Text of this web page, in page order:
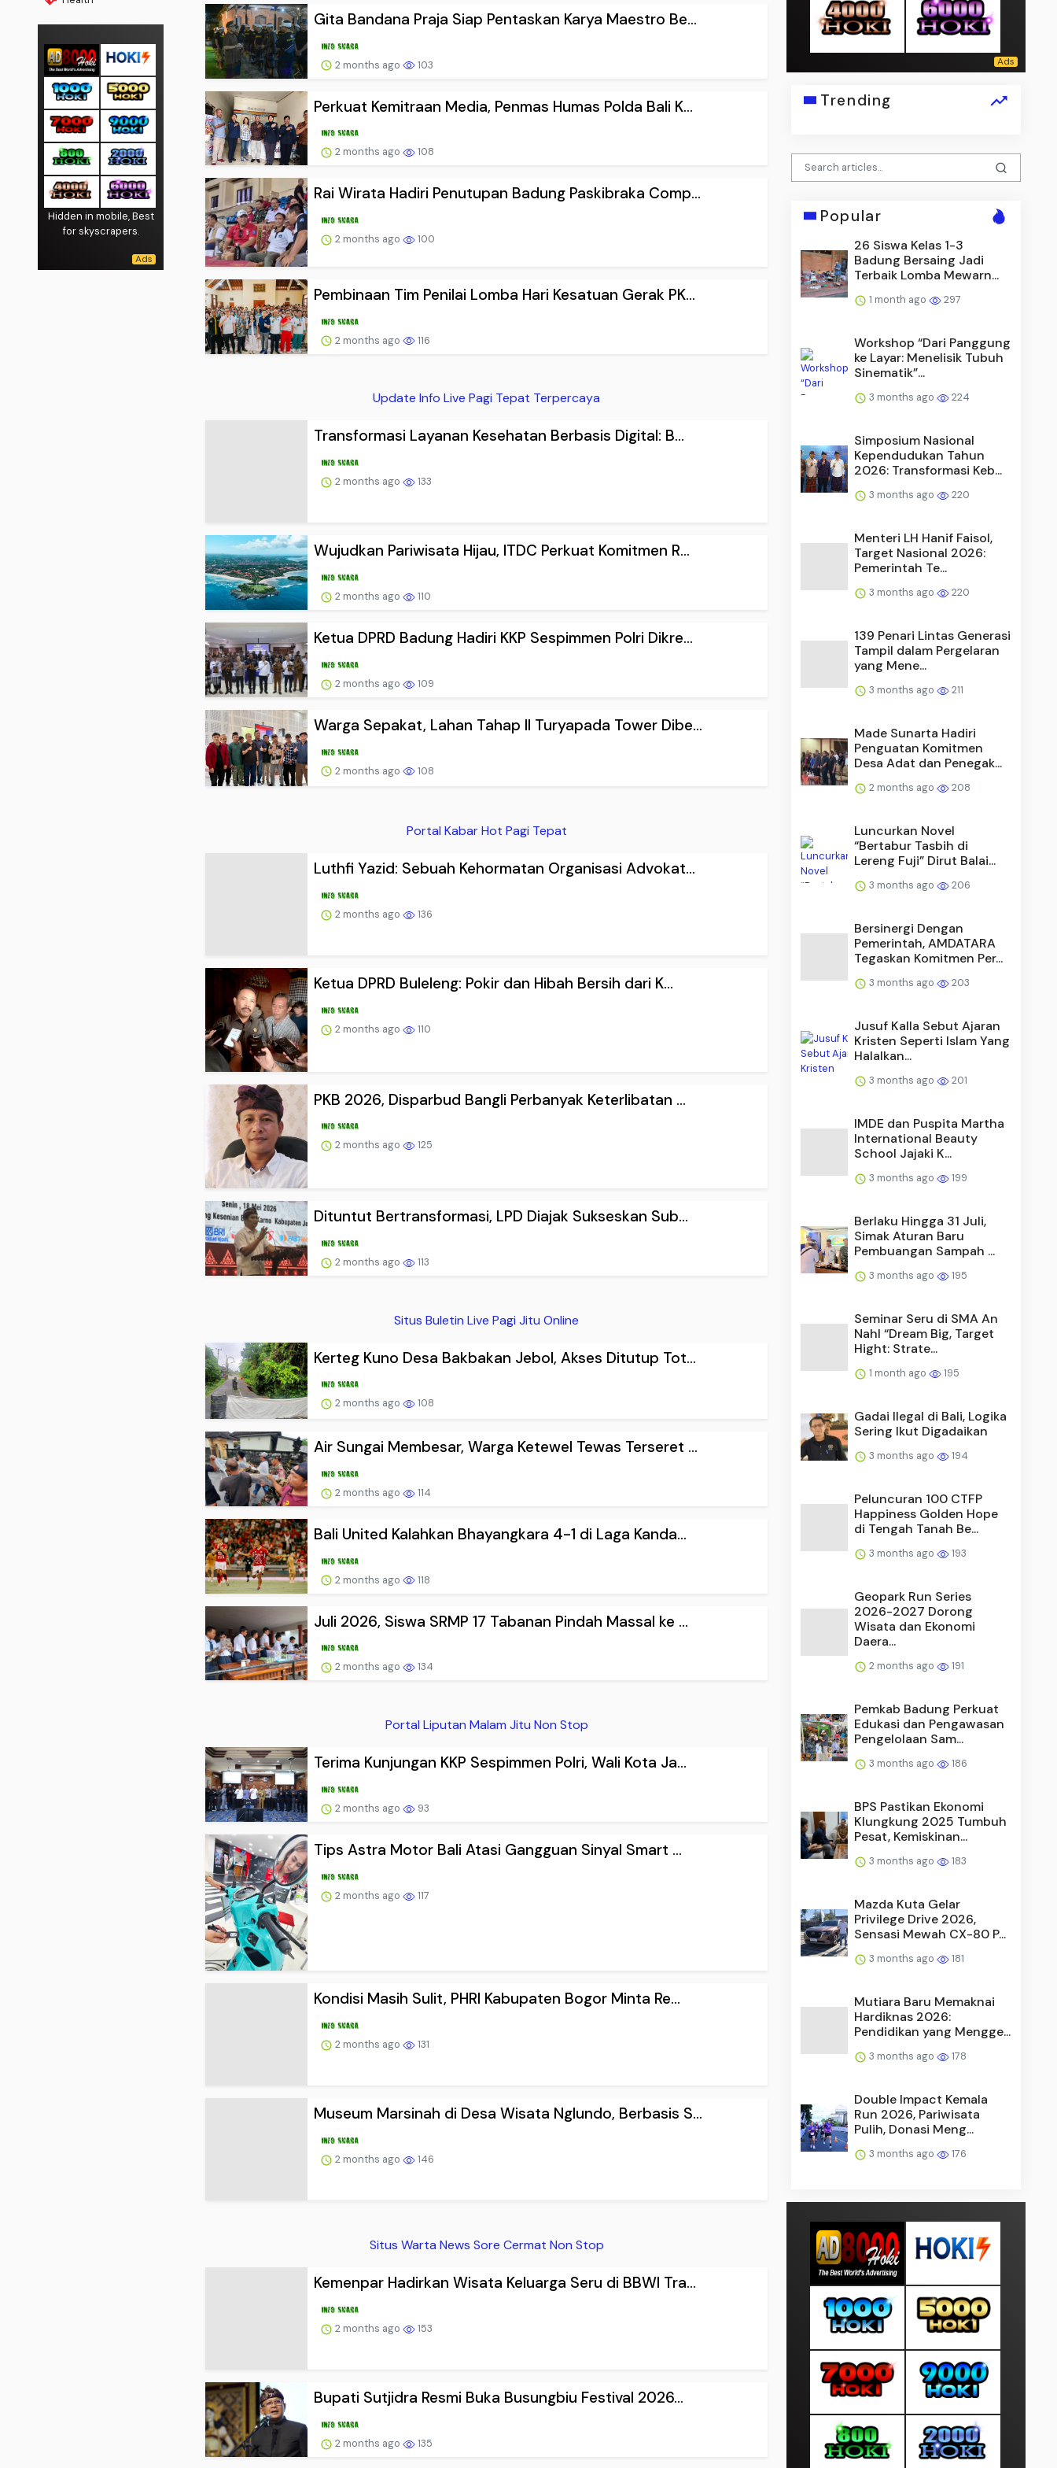
Hidden in mobile, Best
for skyscrapers.
Gita Bandana Praja Siap Pentaskan Karya Maestro Be...
2 months ago 103
Perkuat Kemitraan Media, Penmas Humas Polda Bali K...
2 months ago 108
Rai Wirata Hadiri Penutupan Badung Paskibraka Comp...
2 months ago 100
Pembinaan Tim Penilai Lomba Hari Kesatuan Gerak PK...
2 months ago 116
Update Info Live Pagi Tepat Terpercaya
Transformasi Layanan Kesehatan Berbasis Digital: B...
2 months ago 133
Wujudkan Pariwisata Hijau, ITDC Perkuat Komitmen R...
2 months ago 110
Ketua DPRD Badung Hadiri KKP Sespimmen Polri Dikre...
2 months ago 109
Warga Sepakat, Lahan Tahap II Turyapada Tower Dibe...
2 months ago 108
Portal Kabar Hot Pagi Tepat
Luthfi Yazid: Sebuah Kehormatan Organisasi Advokat...
2 months ago 136
Ketua DPRD Buleleng: Pokir dan Hibah Bersih dari K...
2 months ago 110
PKB 2026, Disparbud Bangli Perbanyak Keterlibatan ...
2 months ago 125
Dituntut Bertransformasi, LPD Diajak Sukseskan Sub...
2 months ago 113
Situs Buletin Live Pagi Jitu Online
Kerteg Kuno Desa Bakbakan Jebol, Akses Ditutup Tot...
2 months ago 108
Air Sungai Membesar, Warga Ketewel Tewas Terseret ...
2 months ago 114
Bali United Kalahkan Bhayangkara 4-1 di Laga Kanda...
2 months ago 118
Juli 2026, Siswa SRMP 17 Tabanan Pindah Massal ke ...
2 months ago 134
Portal Liputan Malam Jitu Non Stop
Terima Kunjungan KKP Sespimmen Polri, Wali Kota Ja...
2 months ago 93
Tips Astra Motor Bali Atasi Gangguan Sinyal Smart ...
2 months ago 117
Kondisi Masih Sulit, PHRI Kabupaten Bogor Minta Re...
2 months ago 131
Museum Marsinah di Desa Wisata Nglundo, Berbasis S...
2 months ago 146
Situs Warta News Sore Cermat Non Stop
Kemenpar Hadirkan Wisata Keluarga Seru di BBWI Tra...
2 months ago 153
Bupati Sutjidra Resmi Buka Busungbiu Festival 2026...
2 months ago 135
Trending
Popular
26 Siswa Kelas 1-3
Badung Bersaing Jadi
Terbaik Lomba Mewarn...
1 month ago 297
Workshop “Dari Panggung
ke Layar: Menelisik Tubuh
Sinematik”...
3 months ago 224
Simposium Nasional
Kependudukan Tahun
2026: Transformasi Keb...
3 months ago 220
Menteri LH Hanif Faisol,
Target Nasional 2026:
Pemerintah Te...
3 months ago 220
139 Penari Lintas Generasi
Tampil dalam Pergelaran
yang Mene...
3 months ago 211
Made Sunarta Hadiri
Penguatan Komitmen
Desa Adat dan Penegak...
2 months ago 208
Luncurkan Novel
“Bertabur Tasbih di
Lereng Fuji” Dirut Balai...
3 months ago 206
Bersinergi Dengan
Pemerintah, AMDATARA
Tegaskan Komitmen Per...
3 months ago 203
Jusuf Kalla Sebut Ajaran
Kristen Seperti Islam Yang
Halalkan...
3 months ago 201
IMDE dan Puspita Martha
International Beauty
School Jajaki K...
3 months ago 199
Berlaku Hingga 31 Juli,
Simak Aturan Baru
Pembuangan Sampah ...
3 months ago 195
Seminar Seru di SMA An
Nahl “Dream Big, Target
Hight: Strate...
1 month ago 195
Gadai Ilegal di Bali, Logika
Sering Ikut Digadaikan
3 months ago 194
Peluncuran 100 CTFP
Happiness Golden Hope
di Tengah Tanah Be...
3 months ago 193
Geopark Run Series
2026-2027 Dorong
Wisata dan Ekonomi
Daera...
2 months ago 191
Pemkab Badung Perkuat
Edukasi dan Pengawasan
Pengelolaan Sam...
3 months ago 186
BPS Pastikan Ekonomi
Klungkung 2025 Tumbuh
Pesat, Kemiskinan...
3 months ago 183
Mazda Kuta Gelar
Privilege Drive 2026,
Sensasi Mewah CX-80 P...
3 months ago 181
Mutiara Baru Memaknai
Hardiknas 2026:
Pendidikan yang Mengge...
3 months ago 178
Double Impact Kemala
Run 2026, Pariwisata
Pulih, Donasi Meng...
3 months ago 176